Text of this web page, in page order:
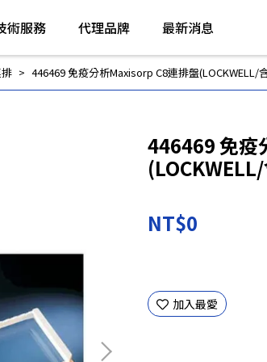
術服務 代理品牌 最新消息
446469 免疫分析Maxisorp C8連排盤
446469 免
NT$0
加入最愛